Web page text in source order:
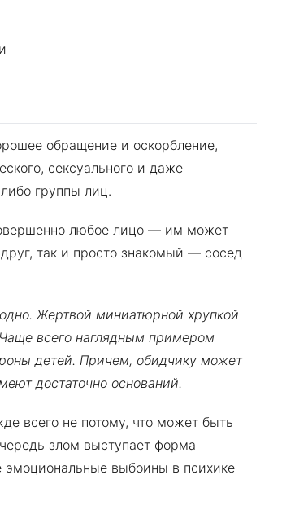
обращение и оскорбление,
сексуального и даже
группы лиц.
любое лицо — им может
так и просто знакомый — сосед
Жертвой миниатюрной хрупкой
всего наглядным примером
детей. Причем, обидчику может
достаточно оснований.
всего не потому, что может быть
злом выступает форма
выбоины в психике